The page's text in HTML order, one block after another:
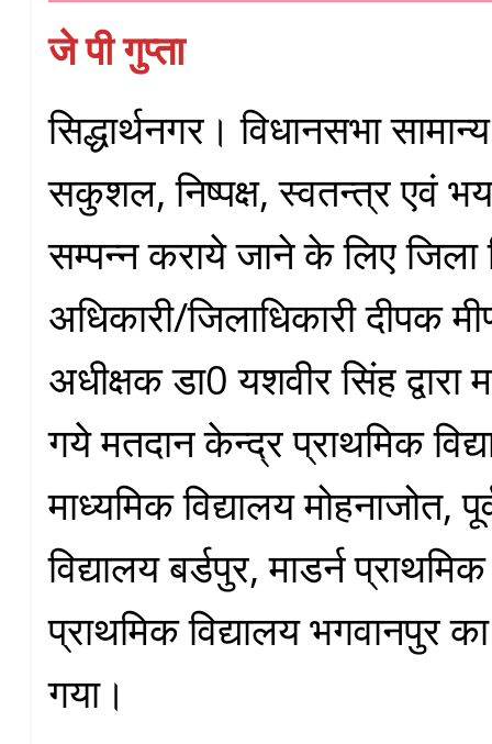
जे पी गुप्ता
सिद्धार्थनगर। विधानसभा
सकुशल, निष्पक्ष, स्वतन्त्र एवं
सम्पन्न कराये जाने के लिए जिला
अधिकारी/जिलाधिकारी दीपक
अधीक्षक डा0 यशवीर सिंह द्वारा
गये मतदान केन्द्र प्राथमिक
माध्यमिक विद्यालय मोहनाजोत,
विद्यालय बर्डपुर, माडर्न
प्राथमिक विद्यालय भगवानपुर का
गया।